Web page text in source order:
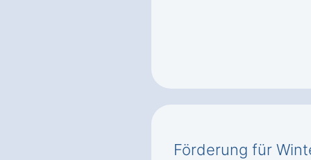
Förderung für